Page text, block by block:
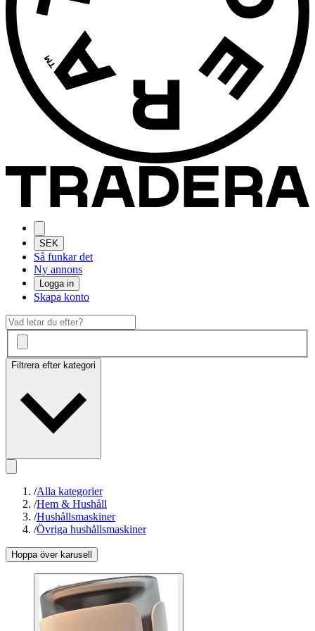
SEK
Så funkar det
Ny annons
Logga in
Skapa konto
Filtrera efter kategori
/Alla kategorier
/Hem & Hushåll
/Hushållsmaskiner
/Övriga hushållsmaskiner
Hoppa över karusell